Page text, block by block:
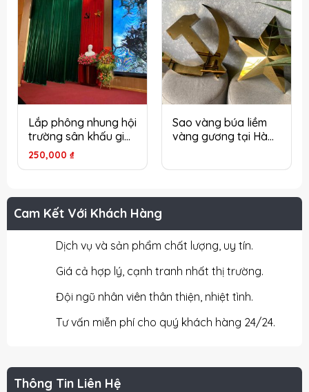
Cam Kết Với Khách Hàng
Dịch vụ và sản phẩm chất lượng, uy tín.
Giá cả hợp lý, cạnh tranh nhất thị trường.
Đội ngũ nhân viên thân thiện, nhiệt tình.
Tư vấn miễn phí cho quý khách hàng 24/24.
Thông Tin Liên Hệ
Lắp phông nhung hội
trường sân khấu giá
rẻ tại Hà Nội
250,000 ₫
Sao vàng búa liềm
vàng gương tại Hà